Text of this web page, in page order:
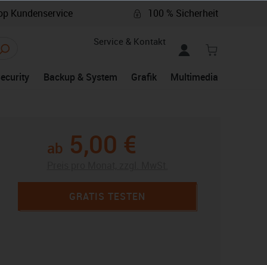
Kundenservice 100 % Sicherheit
Service & Kontakt
Backup & System Grafik Multimedia
ab 5,00 €
GRATIS TESTEN